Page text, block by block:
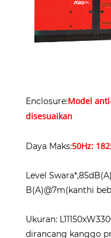
Enclosure:Model
disesuaikan
Daya Maks:50Hz:
Level
B(A)@7m(kanthi
Ukuran:
dirancang kanggo